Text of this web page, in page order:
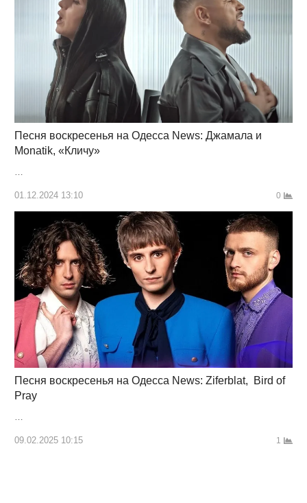
Песня воскресенья на Одесса News: Джамала и
Monatik, «Кличу»
…
01.12.2024 13:10 0
Песня воскресенья на Одесса News: Ziferblat, Bird of
Pray
…
09.02.2025 10:15 1